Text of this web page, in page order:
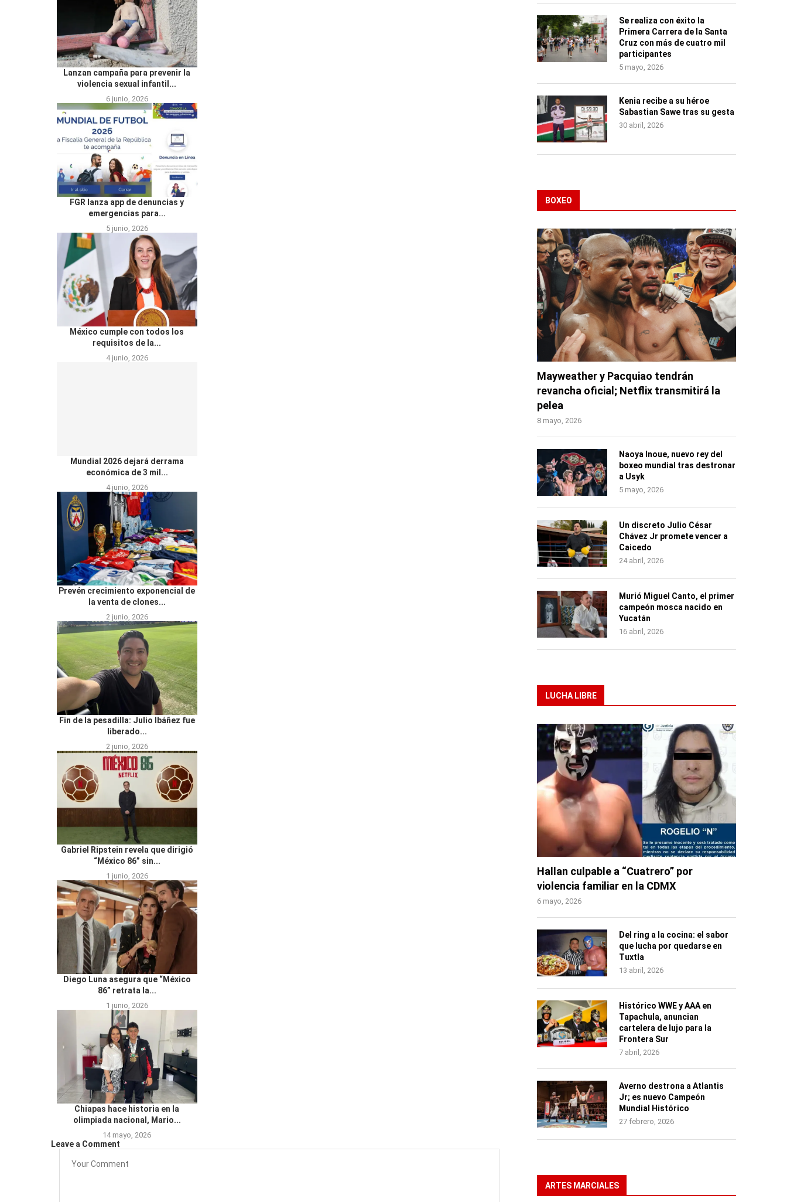
Lanzan campaña para prevenir la
violencia sexual infantil...
6 junio, 2026
FGR lanza app de denuncias y
emergencias para...
5 junio, 2026
México cumple con todos los
requisitos de la...
4 junio, 2026
Mundial 2026 dejará derrama
económica de 3 mil...
4 junio, 2026
Prevén crecimiento exponencial de
la venta de clones...
2 junio, 2026
Fin de la pesadilla: Julio Ibáñez fue
liberado...
2 junio, 2026
Gabriel Ripstein revela que dirigió
“México 86” sin...
1 junio, 2026
Diego Luna asegura que “México
86” retrata la...
1 junio, 2026
Chiapas hace historia en la
olimpiada nacional, Mario...
14 mayo, 2026
Leave a Comment
Se realiza con éxito la
Primera Carrera de la Santa
Cruz con más de cuatro mil
participantes
5 mayo, 2026
Kenia recibe a su héroe
Sabastian Sawe tras su gesta
30 abril, 2026
BOXEO
Mayweather y Pacquiao tendrán
revancha oficial; Netflix transmitirá la
pelea
8 mayo, 2026
Naoya Inoue, nuevo rey del
boxeo mundial tras destronar
a Usyk
5 mayo, 2026
Un discreto Julio César
Chávez Jr promete vencer a
Caicedo
24 abril, 2026
Murió Miguel Canto, el primer
campeón mosca nacido en
Yucatán
16 abril, 2026
LUCHA LIBRE
Hallan culpable a “Cuatrero” por
violencia familiar en la CDMX
6 mayo, 2026
Del ring a la cocina: el sabor
que lucha por quedarse en
Tuxtla
13 abril, 2026
Histórico WWE y AAA en
Tapachula, anuncian
cartelera de lujo para la
Frontera Sur
7 abril, 2026
Averno destrona a Atlantis
Jr; es nuevo Campeón
Mundial Histórico
27 febrero, 2026
ARTES MARCIALES